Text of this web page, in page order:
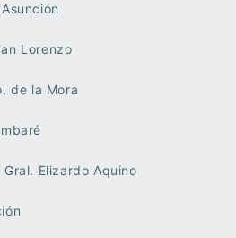
Lorenzo
de la Mora
Elizardo Aquino